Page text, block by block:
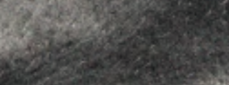
Insights
Contactar
SÍGUENOS
Linkedin